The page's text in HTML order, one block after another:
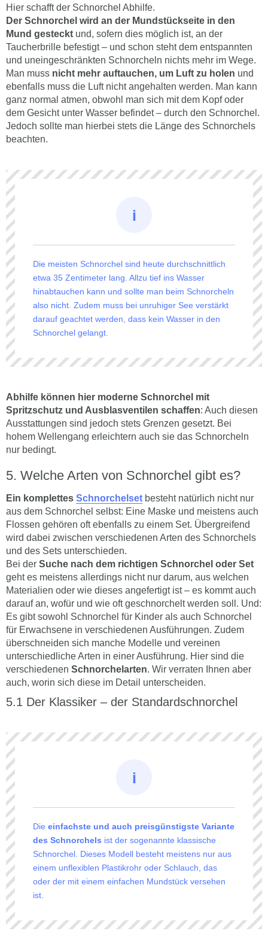
Hier schafft der Schnorchel Abhilfe.
Der Schnorchel wird an der Mundstückseite in den
Mund gesteckt und, sofern dies möglich ist, an der
Taucherbrille befestigt – und schon steht dem entspannten
und uneingeschränkten Schnorcheln nichts mehr im Wege.
Man muss nicht mehr auftauchen, um Luft zu holen und
ebenfalls muss die Luft nicht angehalten werden. Man kann
ganz normal atmen, obwohl man sich mit dem Kopf oder
dem Gesicht unter Wasser befindet – durch den Schnorchel.
Jedoch sollte man hierbei stets die Länge des Schnorchels
beachten.
Die meisten Schnorchel sind heute durchschnittlich
etwa 35 Zentimeter lang. Allzu tief ins Wasser
hinabtauchen kann und sollte man beim Schnorcheln
also nicht. Zudem muss bei unruhiger See verstärkt
darauf geachtet werden, dass kein Wasser in den
Schnorchel gelangt.
Abhilfe können hier moderne Schnorchel mit
Spritzschutz und Ausblasventilen schaffen: Auch diesen
Ausstattungen sind jedoch stets Grenzen gesetzt. Bei
hohem Wellengang erleichtern auch sie das Schnorcheln
nur bedingt.
Welche Arten von Schnorchel gibt es?
Ein komplettes Schnorchelset besteht natürlich nicht nur
aus dem Schnorchel selbst: Eine Maske und meistens auch
Flossen gehören oft ebenfalls zu einem Set. Übergreifend
wird dabei zwischen verschiedenen Arten des Schnorchels
und des Sets unterschieden.
Bei der Suche nach dem richtigen Schnorchel oder Set
geht es meistens allerdings nicht nur darum, aus welchen
Materialien oder wie dieses angefertigt ist – es kommt auch
darauf an, wofür und wie oft geschnorchelt werden soll. Und:
Es gibt sowohl Schnorchel für Kinder als auch Schnorchel
für Erwachsene in verschiedenen Ausführungen. Zudem
überschneiden sich manche Modelle und vereinen
unterschiedliche Arten in einer Ausführung. Hier sind die
verschiedenen Schnorchelarten. Wir verraten Ihnen aber
auch, worin sich diese im Detail unterscheiden.
Der Klassiker – der Standardschnorchel
Die einfachste und auch preisgünstigste Variante
des Schnorchels ist der sogenannte klassische
Schnorchel. Dieses Modell besteht meistens nur aus
einem unflexiblen Plastikrohr oder Schlauch, das
oder der mit einem einfachen Mundstück versehen
ist.